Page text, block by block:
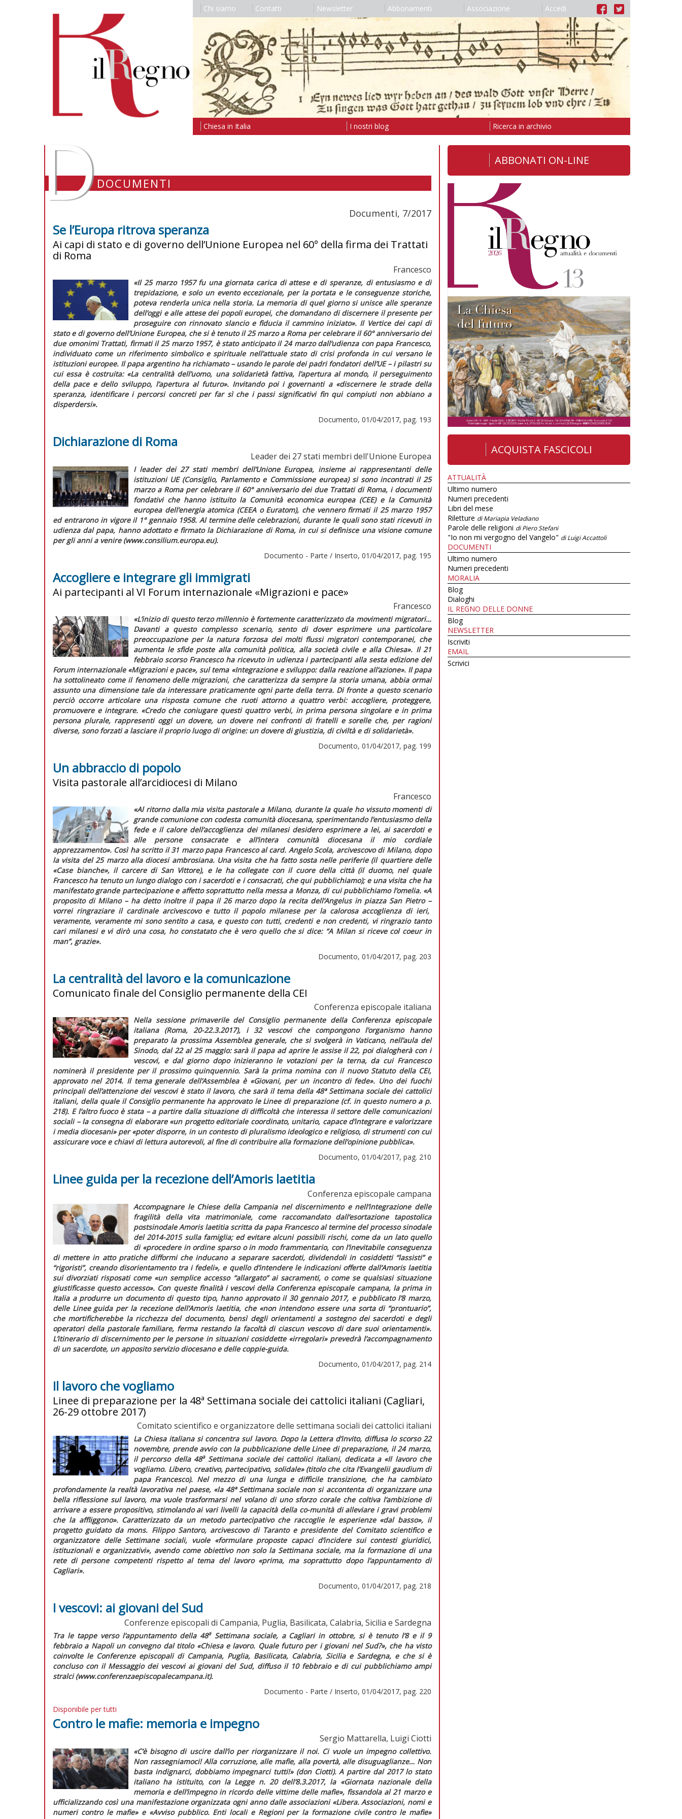
Chi siamo Contatti Newsletter Abbonamenti Associazione Accedi
Chiesa in Italia I nostri blog Ricerca in archivio
DDOCUMENTI
Documenti, 7/2017
Se l’Europa ritrova speranza
Ai capi di stato e di governo dell’Unione Europea nel 60° della firma dei Trattati
di Roma
Francesco
«Il 25 marzo 1957 fu una giornata carica di attese e di speranze, di entusiasmo e di
trepidazione, e solo un evento eccezionale, per la portata e le conseguenze storiche,
poteva renderla unica nella storia. La memoria di quel giorno si unisce alle speranze
dell’oggi e alle attese dei popoli europei, che domandano di discernere il presente per
proseguire con rinnovato slancio e fiducia il cammino iniziato». Il Vertice dei capi di
stato e di governo dell’Unione Europea, che si è tenuto il 25 marzo a Roma per celebrare il 60° anniversario dei
due omonimi Trattati, firmati il 25 marzo 1957, è stato anticipato il 24 marzo dall’udienza con papa Francesco,
individuato come un riferimento simbolico e spirituale nell’attuale stato di crisi profonda in cui versano le
istituzioni europee. Il papa argentino ha richiamato – usando le parole dei padri fondatori dell’UE – i pilastri su
cui essa è costruita: «La centralità dell’uomo, una solidarietà fattiva, l’apertura al mondo, il perseguimento
della pace e dello sviluppo, l’apertura al futuro». Invitando poi i governanti a «discernere le strade della
speranza, identificare i percorsi concreti per far sì che i passi significativi fin qui compiuti non abbiano a
disperdersi».
Documento, 01/04/2017, pag. 193
Dichiarazione di Roma
Leader dei 27 stati membri dell'Unione Europea
I leader dei 27 stati membri dell’Unione Europea, insieme ai rappresentanti delle
istituzioni UE (Consiglio, Parlamento e Commissione europea) si sono incontrati il 25
marzo a Roma per celebrare il 60° anniversario dei due Trattati di Roma, i documenti
fondativi che hanno istituito la Comunità economica europea (CEE) e la Comunità
europea dell’energia atomica (CEEA o Euratom), che vennero firmati il 25 marzo 1957
ed entrarono in vigore il 1° gennaio 1958. Al termine delle celebrazioni, durante le quali sono stati ricevuti in
udienza dal papa, hanno adottato e firmato la Dichiarazione di Roma,in cui si definisce una visione comune
per gli anni a venire (www.consilium.europa.eu).
Documento - Parte / Inserto, 01/04/2017, pag. 195
Accogliere e integrare gli immigrati
Ai partecipanti al VI Forum internazionale «Migrazioni e pace»
Francesco
«L’inizio di questo terzo millennio è fortemente caratterizzato da movimenti migratori…
Davanti a questo complesso scenario, sento di dover esprimere una particolare
preoccupazione per la natura forzosa dei molti flussi migratori contemporanei, che
aumenta le sfide poste alla comunità politica, alla società civile e alla Chiesa». Il 21
febbraio scorso Francesco ha ricevuto in udienza i partecipanti alla sesta edizione del
Forum internazionale «Migrazioni e pace», sul tema «Integrazione e sviluppo: dalla reazione all’azione». Il papa
ha sottolineato come il fenomeno delle migrazioni, che caratterizza da sempre la storia umana, abbia ormai
assunto una dimensione tale da interessare praticamente ogni parte della terra. Di fronte a questo scenario
perciò occorre articolare una risposta comune che ruoti attorno a quattro verbi: accogliere, proteggere,
promuovere e integrare. «Credo che coniugare questi quattro verbi, in prima persona singolare e in prima
persona plurale, rappresenti oggi un dovere, un dovere nei confronti di fratelli e sorelle che, per ragioni
diverse, sono forzati a lasciare il proprio luogo di origine: un dovere digiustizia, diciviltà e disolidarietà».
Documento, 01/04/2017, pag. 199
Un abbraccio di popolo
Visita pastorale all’arcidiocesi di Milano
Francesco
«Al ritorno dalla mia visita pastorale a Milano, durante la quale ho vissuto momenti di
grande comunione con codesta comunità diocesana, sperimentando l’entusiasmo della
fede e il calore dell’accoglienza dei milanesi desidero esprimere a lei, ai sacerdoti e
alle persone consacrate e all’intera comunità diocesana il mio cordiale
apprezzamento». Così ha scritto il 31 marzo papa Francesco al card. Angelo Scola, arcivescovo di Milano, dopo
la visita del 25 marzo alla diocesi ambrosiana. Una visita che ha fatto sosta nelle periferie (il quartiere delle
«Case bianche», il carcere di San Vittore), e le ha collegate con il cuore della città (il duomo, nel quale
Francesco ha tenuto un lungo dialogo con i sacerdoti e i consacrati, che quipubblichiamo); e una visita che ha
manifestato grande partecipazione e affetto soprattutto nella messa a Monza, di cui pubblichiamo l’omelia. «A
proposito di Milano– ha detto inoltre il papa il 26 marzo dopo la recita dell’Angelusin piazza San Pietro –
vorrei ringraziare il cardinale arcivescovo e tutto il popolo milanese per la calorosa accoglienza di ieri,
veramente, veramente mi sono sentito a casa, e questo con tutti, credenti e non credenti, vi ringrazio tanto
cari milanesi e vi dirò una cosa, ho constatato che è vero quello che si dice: “A Milan si riceve col coeur in
man”, grazie».
Documento, 01/04/2017, pag. 203
La centralità del lavoro e la comunicazione
Comunicato finale del Consiglio permanente della CEI
Conferenza episcopale italiana
Nella sessione primaverile del Consiglio permanente della Conferenza episcopale
italiana (Roma, 20-22.3.2017), i 32 vescovi che compongono l’organismo hanno
preparato la prossima Assemblea generale, che si svolgerà in Vaticano, nell’aula del
Sinodo, dal 22 al 25 maggio: sarà il papa ad aprire le assise il 22, poi dialogherà con i
vescovi, e dal giorno dopo inizieranno le votazioni per la terna, da cui Francesco
nominerà il presidente per il prossimo quinquennio. Sarà la prima nomina con il nuovo Statuto della CEI,
approvato nel 2014. Il tema generale dell’Assemblea è «Giovani, per un incontro di fede». Uno dei fuochi
principali dell’attenzione dei vescovi è stato il lavoro, che sarà il tema della 48ª Settimana sociale dei cattolici
italiani, della quale il Consiglio permanente ha approvato le Linee di preparazione (cf. in questo numeroa p.
218). E l’altro fuoco è stata – a partire dalla situazione di difficoltà che interessa il settore delle comunicazioni
sociali – la consegna di elaborare «un progetto editoriale coordinato, unitario, capace d’integrare e valorizzare
i media diocesani»per«poter disporre, in un contesto di pluralismo ideologico e religioso, di strumenti con cui
assicurare voce e chiavi di lettura autorevoli, al fine di contribuire alla formazione dell’opinione pubblica».
Documento, 01/04/2017, pag. 210
Linee guida per la recezione dell’Amoris laetitia
Conferenza episcopale campana
Accompagnare le Chiese della Campania nel discernimento e nell’integrazione delle
fragilità della vita matrimoniale, come raccomandato dall’esortazione tapostolica
postsinodaleAmoris laetitia scritta da papa Francesco al termine del processo sinodale
del 2014-2015 sulla famiglia; ed evitare alcuni possibili rischi, come da un lato quello
di «procedere in ordine sparso o in modo frammentario, con l’inevitabile conseguenza
di mettere in atto pratiche difformi che inducano a separare sacerdoti, dividendoli in cosiddetti “lassisti” e
“rigoristi”, creando disorientamento tra i fedeli», e quello d’intendere le indicazioni offerte dall’Amoris laetitia
sui divorziati risposati come «un semplice accesso “allargato” ai sacramenti, o come se qualsiasi situazione
giustificasse questo accesso». Con queste finalità i vescovi della Conferenza episcopale campana, la prima in
Italia a produrre un documento di questo tipo, hanno approvato il 30 gennaio 2017, e pubblicato l’8 marzo,
delle Linee guida per la recezione dell’Amoris laetitia, che «non intendono essere una sorta di “prontuario”,
che mortificherebbe la ricchezza del documento, bensì degli orientamenti a sostegno dei sacerdoti e degli
operatori della pastorale familiare, ferma restando la facoltà di ciascun vescovo di dare suoi orientamenti».
L’itinerario di discernimento per le persone in situazioni cosiddette «irregolari» prevedrà l’accompagnamento
di un sacerdote, un apposito servizio diocesano e delle coppie-guida.
Documento, 01/04/2017, pag. 214
Il lavoro che vogliamo
Linee di preparazione per la 48ª Settimana sociale dei cattolici italiani (Cagliari,
26-29 ottobre 2017)
Comitato scientifico e organizzatore delle settimana sociali dei cattolici italiani
La Chiesa italiana si concentra sul lavoro. Dopo la Lettera d’invito,diffusa lo scorso 22
novembre, prende avvio con la pubblicazione delle Linee di preparazione, il 24 marzo,
il percorso della 48aSettimana sociale dei cattolici italiani, dedicata a «Il lavoro che
vogliamo. Libero, creativo, partecipativo, solidale» (titolo che cita l’Evangelii gaudiumdi
papa Francesco). Nel mezzo di una lunga e difficile transizione, che ha cambiato
profondamente la realtà lavorativa nel paese,«la 48ª Settimana sociale non si accontenta di organizzare una
bella riflessione sul lavoro, ma vuole trasformarsi nel volano di uno sforzo corale che coltiva l’ambizione di
arrivare a essere propositivo, stimolando ai vari livelli la capacità della co-munità di alleviare i gravi problemi
che la affliggono». Caratterizzato da un metodo partecipativo che raccoglie le esperienze «dal basso», il
progetto guidato da mons. Filippo Santoro, arcivescovo di Taranto e presidente del Comitato scientifico e
organizzatore delle Settimane sociali, vuole «formulare proposte capaci d’incidere sui contesti giuridici,
istituzionali e organizzativi», avendo come obiettivo non solo la Settimana sociale, ma la formazione di una
rete di persone competenti rispetto al tema del lavoro«prima, ma soprattutto dopo l’appuntamento di
Cagliari».
Documento, 01/04/2017, pag. 218
I vescovi: ai giovani del Sud
Conferenze episcopali di Campania, Puglia, Basilicata, Calabria, Sicilia e Sardegna
Tra le tappe verso l’appuntamento della 48aSettimana sociale, a Cagliari in ottobre, si è tenuto l’8 e il 9
febbraio a Napoli un convegno dal titolo «Chiesa e lavoro. Quale futuro per i giovani nel Sud?», che ha visto
coinvolte le Conferenze episcopali di Campania, Puglia, Basilicata, Calabria, Sicilia e Sardegna, e che si è
concluso con il Messaggio dei vescovi ai giovani del Sud, diffuso il 10 febbraio e di cui pubblichiamo ampi
stralci (www.conferenzaepiscopalecampana.it).
Documento - Parte / Inserto, 01/04/2017, pag. 220
Disponibile per tutti
Contro le mafie: memoria e impegno
Sergio Mattarella, Luigi Ciotti
«C’è bisogno di uscire dall’io per riorganizzare il noi. Ci vuole un impegno collettivo.
Non rassegniamoci! Alla corruzione, alle mafie, alla povertà, alle disuguaglianze… Non
basta indignarci, dobbiamo impegnarci tutti!» (don Ciotti).A partire dal 2017 lo stato
italiano ha istituito, con la Legge n. 20 dell’8.3.2017, la «Giornata nazionale della
memoria e dell’impegno in ricordo delle vittime delle mafie», fissandola al 21 marzo e
ufficializzando così una manifestazione organizzata ogni anno dalle associazioni «Libera. Associazioni, nomi e
numeri contro le mafie» e «Avviso pubblico. Enti locali e Regioni per la formazione civile contro le mafie»
ABBONATI ON-LINE
ACQUISTA FASCICOLI
ATTUALITÀ
Ultimo numero
Numeri precedenti
Libri del mese
Riletture di Mariapia Veladiano
Parole delle religioni di Piero Stefani
"Io non mi vergogno del Vangelo" di Luigi Accattoli
DOCUMENTI
Ultimo numero
Numeri precedenti
MORALIA
Blog
Dialoghi
IL REGNO DELLE DONNE
Blog
NEWSLETTER
Iscriviti
EMAIL
Scrivici